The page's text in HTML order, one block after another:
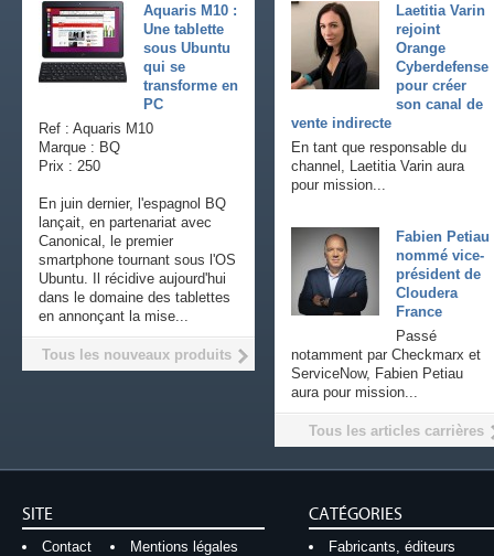
Laetitia Varin
rejoint
Orange
Cyberdefense
pour créer
son canal de
vente indirecte
En tant que responsable du
channel, Laetitia Varin aura
pour mission...
Fabien Petiau
nommé vice-
président de
Cloudera
France
Passé
notamment par Checkmarx et
ServiceNow, Fabien Petiau
aura pour mission...
Tous les articles carrières
Aquaris M10 :
Une tablette
sous Ubuntu
qui se
transforme en
PC
Ref : Aquaris M10
Marque : BQ
Prix : 250
En juin dernier, l'espagnol BQ
lançait, en partenariat avec
Canonical, le premier
smartphone tournant sous l'OS
Ubuntu. Il récidive aujourd'hui
dans le domaine des tablettes
en annonçant la mise...
Tous les nouveaux produits
SITE
Contact
Mentions légales
CATÉGORIES
Fabricants, éditeurs